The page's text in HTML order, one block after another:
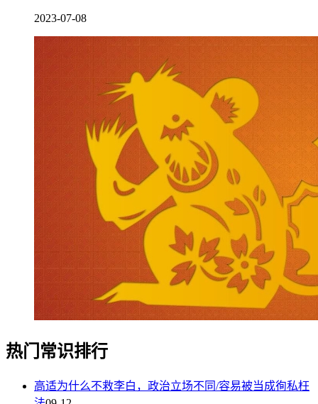
2023-07-08
热门常识排行
高适为什么不救李白，政治立场不同/容易被当成徇私枉